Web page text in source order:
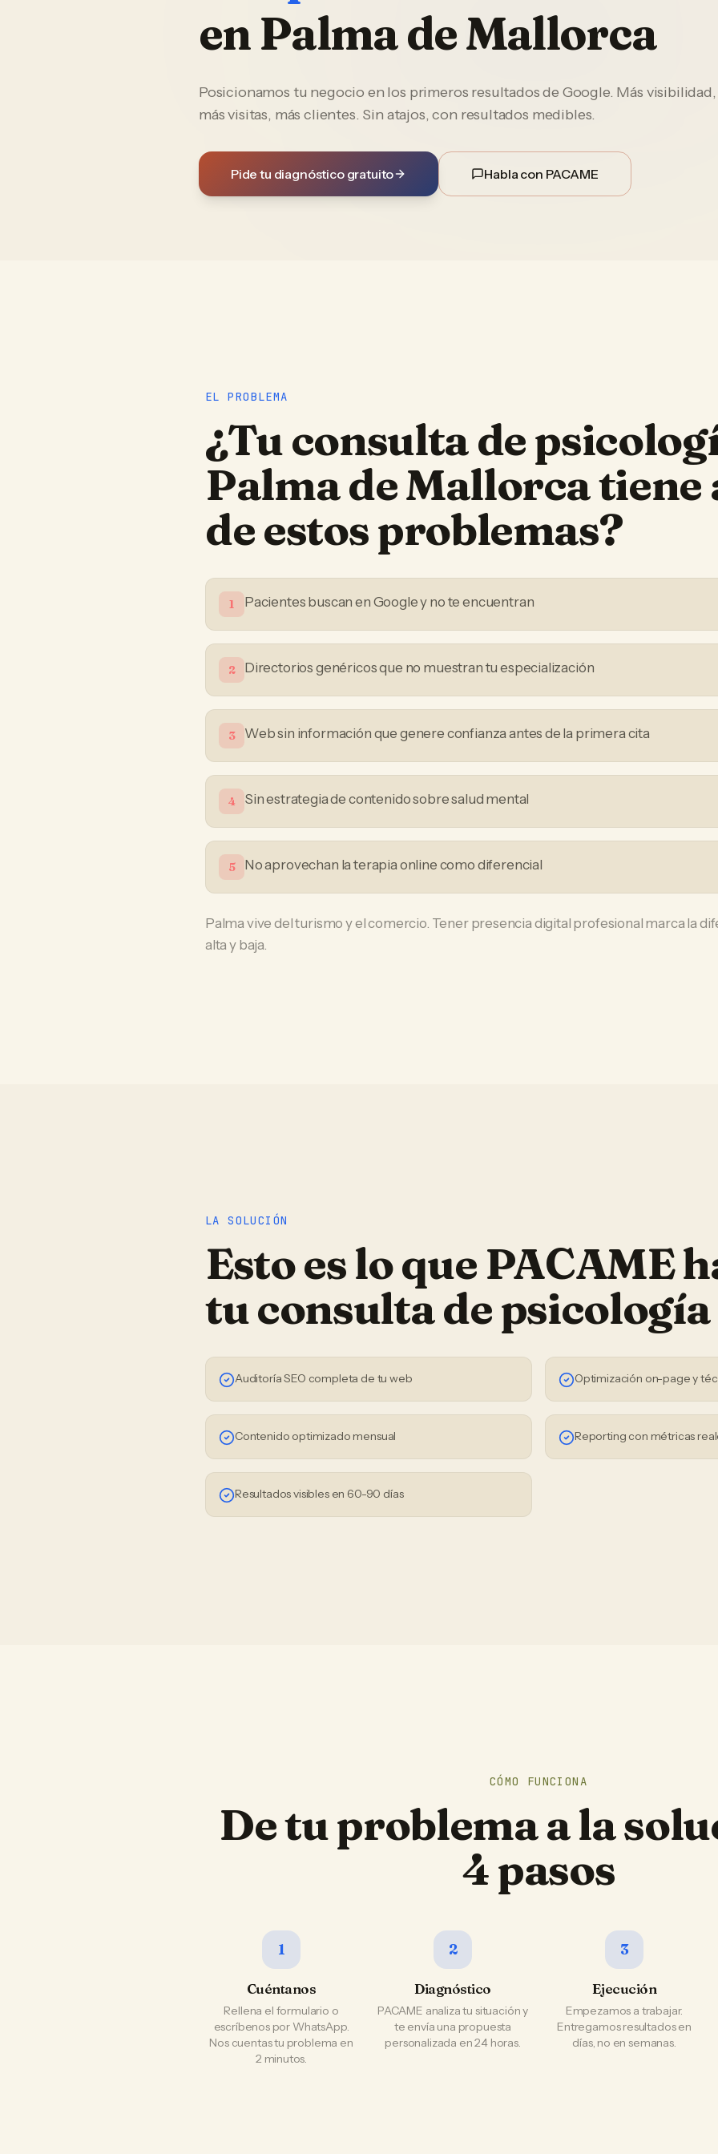
enPalma de Mallorca
Posicionamos tu negocio en los primeros resultados de Google. Más visibilidad,
más visitas, más clientes. Sin atajos, con resultados medibles.
Pide tu diagnóstico gratuito Habla con PACAME
EL PROBLEMA
¿Tuconsulta de
Palma de Mallorcatiene
de estos problemas?
1 Pacientes buscan en Google y no te encuentran
2 Directorios genéricos que no muestran tu especialización
3 Web sin información que genere confianza antes de la primera cita
4 Sin estrategia de contenido sobre salud mental
5 No aprovechan la terapia online como diferencial
Palma vive del turismo y el comercio. Tener presencia digital profesional marca la
alta y baja.
LA SOLUCIÓN
Esto es lo que PACAME
tuconsulta de psicología
Auditoría SEO completa de tu web Optimización on-page y
Contenido optimizado mensual Reporting con métricas
Resultados visibles en 60-90 días
CÓMO FUNCIONA
De tu problema a la
4 pasos
1
Cuéntanos
Rellena el formulario o
escríbenos por WhatsApp.
Nos cuentas tu problema en
2 minutos.
2
Diagnóstico
PACAME analiza tu situación y
te envía una propuesta
personalizada en 24 horas.
3
Ejecución
Empezamos a trabajar.
Entregamos resultados en
días, no en semanas.